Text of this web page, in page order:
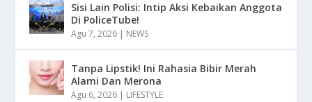
Sisi Lain Polisi: Intip Aksi Kebaikan Anggota
Di PoliceTube!
Agu 7, 2026 | NEWS
Tanpa Lipstik! Ini Rahasia Bibir Merah
Alami Dan Merona
Agu 6, 2026 | LIFESTYLE